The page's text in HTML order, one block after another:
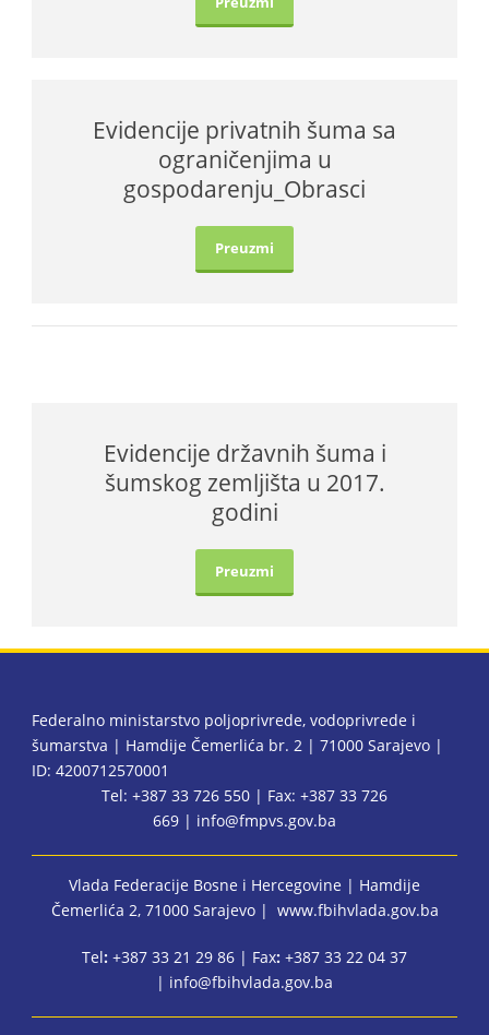
Evidencije privatnih šuma sa
ograničenjima u
gospodarenju_Obrasci
Preuzmi
Evidencije državnih šuma i
šumskog zemljišta u 2017.
godini
Preuzmi
Federalno ministarstvo poljoprivrede, vodoprivrede i
šumarstva | Hamdije Čemerlića br. 2 | 71000 Sarajevo |
ID: 4200712570001
Tel: +387 33 726 550 | Fax: +387 33 726
669 | info@fmpvs.gov.ba
Vlada Federacije Bosne i Hercegovine | Hamdije
Čemerlića 2, 71000 Sarajevo | www.fbihvlada.gov.ba
Tel: +387 33 21 29 86 | Fax: +387 33 22 04 37
| info@fbihvlada.gov.ba